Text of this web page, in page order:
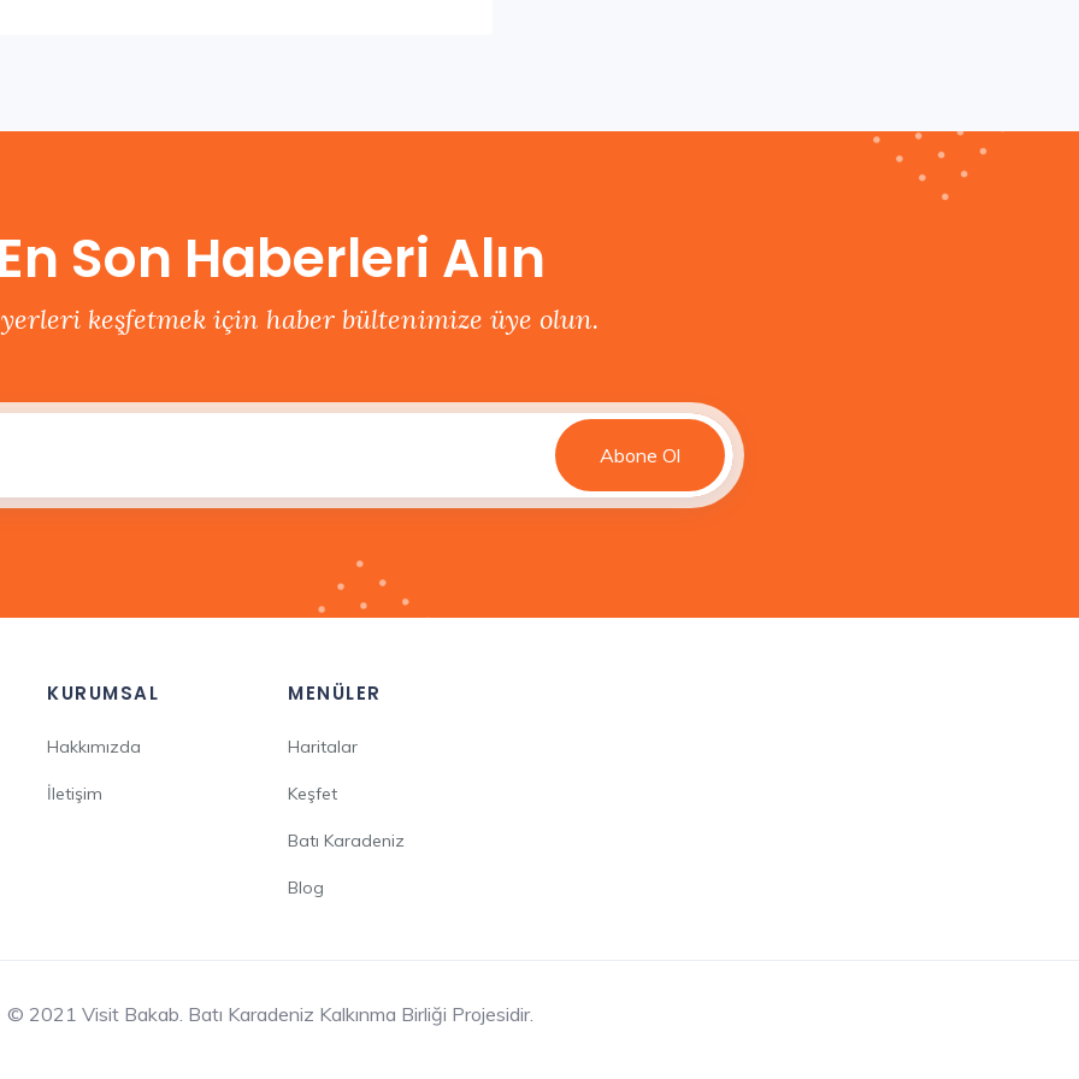
Son Haberleri Alın
keşfetmek için haber bültenimize üye olun.
Abone Ol
KURUMSAL
Hakkımızda
İletişim
MENÜLER
Haritalar
Keşfet
Batı Karadeniz
Blog
© 2021 Visit Bakab. Batı Karadeniz Kalkınma Birliği Projesidir.